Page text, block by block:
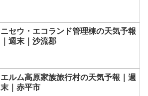
ニセウ・エコランド管理棟の天気予報
｜週末｜沙流郡
エルム高原家族旅行村の天気予報｜週
末｜赤平市